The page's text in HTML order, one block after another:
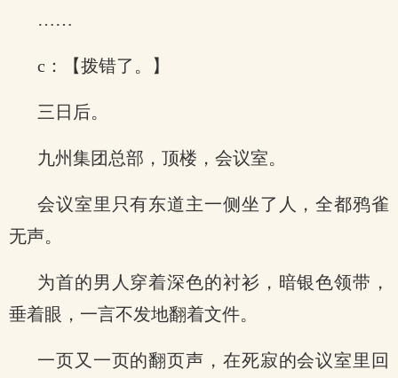
……
c：【拨错了。】
三日后。
九州集团总部，顶楼，会议室。
会议室里只有东道主一侧坐了人，全都鸦雀
无声。
为首的男人穿着深色的衬衫，暗银色领带，
垂着眼，一言不发地翻着文件。
一页又一页的翻页声，在死寂的会议室里回